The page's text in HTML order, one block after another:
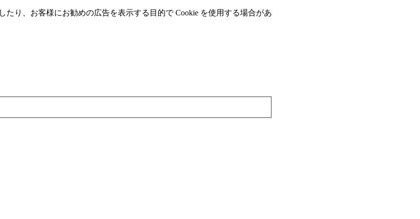
り、お客様にお勧めの広告を表⽰する⽬的で Cookie を使⽤する場合があ